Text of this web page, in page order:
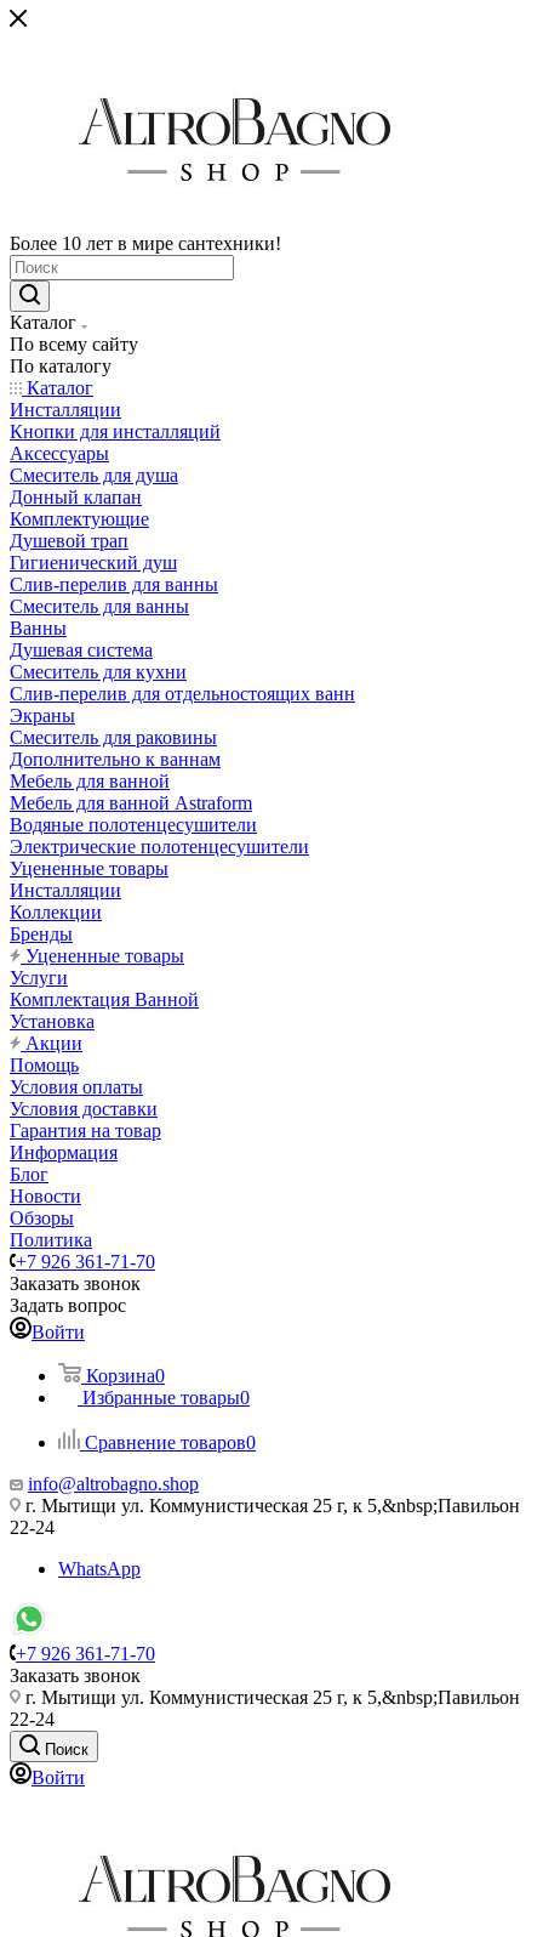
Более 10 лет в мире сантехники!
Каталог
По всему сайту
По каталогу
Каталог
Инсталляции
Кнопки для инсталляций
Аксессуары
Смеситель для душа
Донный клапан
Комплектующие
Душевой трап
Гигиенический душ
Слив-перелив для ванны
Смеситель для ванны
Ванны
Душевая система
Смеситель для кухни
Слив-перелив для отдельностоящих ванн
Экраны
Смеситель для раковины
Дополнительно к ваннам
Мебель для ванной
Мебель для ванной Astraform
Водяные полотенцесушители
Электрические полотенцесушители
Уцененные товары
Инсталляции
Коллекции
Бренды
Уцененные товары
Услуги
Комплектация Ванной
Установка
Акции
Помощь
Условия оплаты
Условия доставки
Гарантия на товар
Информация
Блог
Новости
Обзоры
Политика
+7 926 361-71-70
Заказать звонок
Задать вопрос
Войти
Корзина0
Избранные товары0
Сравнение товаров0
info@altrobagno.shop
г. Мытищи ул. Коммунистическая 25 г, к 5,&nbsp;Павильон
22-24
WhatsApp
+7 926 361-71-70
Заказать звонок
г. Мытищи ул. Коммунистическая 25 г, к 5,&nbsp;Павильон
22-24
Поиск
Войти